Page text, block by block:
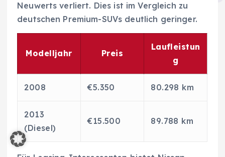
Neuwerts verliert. Dies ist im Vergleich zu
deutschen Premium-SUVs deutlich geringer.
Modelljahr Preis
Laufleistun
g
2008 €5.350 80.298 km
2013
(Diesel)
€15.500 89.788 km